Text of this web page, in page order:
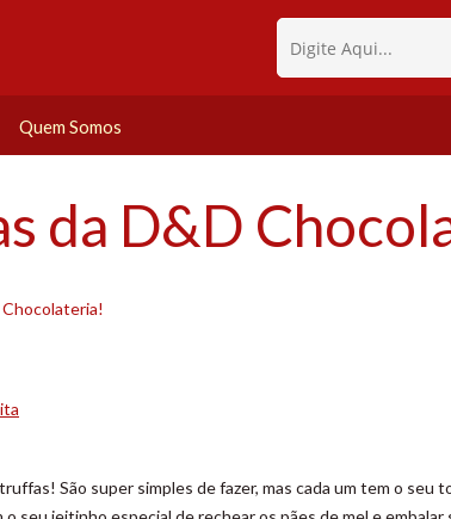
Quem Somos
da D&D
São super simples de fazer, mas cada um tem o seu